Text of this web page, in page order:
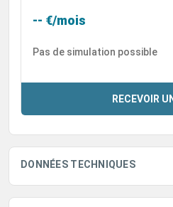
-- €/mois
Pas de simulation possible
RECEVOIR
DONNÉES TECHNIQUES